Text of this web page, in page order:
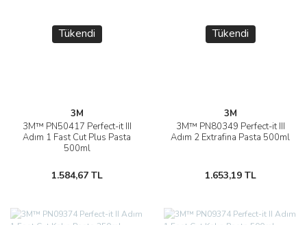
Tükendi
3M
3M™ PN50417 Perfect-it III
Adım 1 Fast Cut Plus Pasta
500ml
1.584,67 TL
Tükendi
3M
3M™ PN80349 Perfect-it III
Adım 2 Extrafina Pasta 500ml
1.653,19 TL